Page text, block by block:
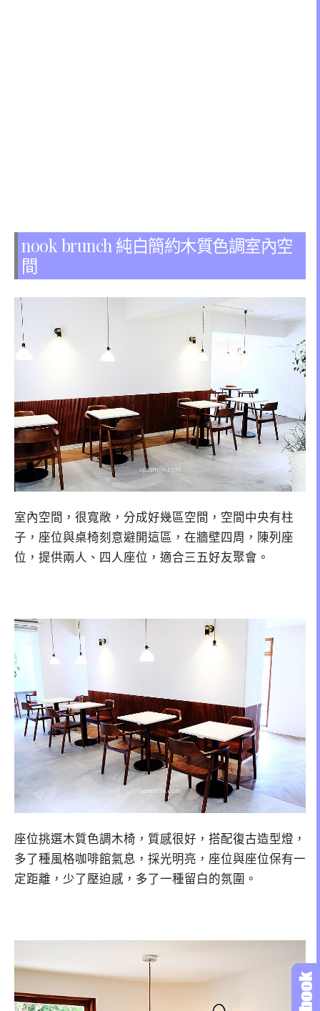
nook brunch 純白簡約木質色調室內空
間
室內空間，很寬敞，分成好幾區空間，空間中央有柱
子，座位與桌椅刻意避開這區，在牆壁四周，陳列座
位，提供兩人、四人座位，適合三五好友聚會。
座位挑選木質色調木椅，質感很好，搭配復古造型燈，
多了種風格咖啡館氣息，採光明亮，座位與座位保有一
定距離，少了壓迫感，多了一種留白的氛圍。